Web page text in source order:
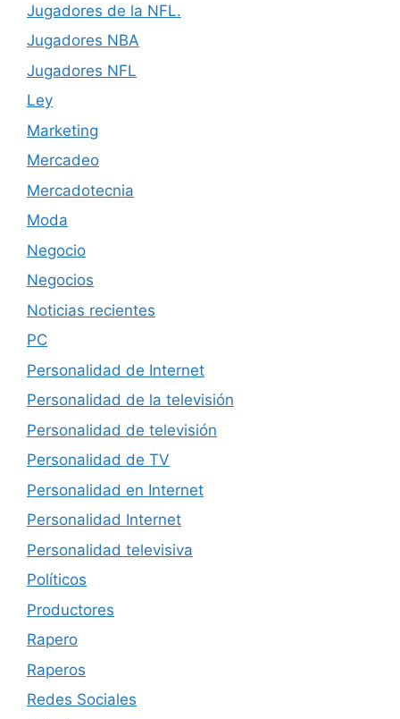
Jugadores de la NFL.
Jugadores NBA
Jugadores NFL
Ley
Marketing
Mercadeo
Mercadotecnia
Moda
Negocio
Negocios
Noticias recientes
PC
Personalidad de Internet
Personalidad de la televisión
Personalidad de televisión
Personalidad de TV
Personalidad en Internet
Personalidad Internet
Personalidad televisiva
Políticos
Productores
Rapero
Raperos
Redes Sociales